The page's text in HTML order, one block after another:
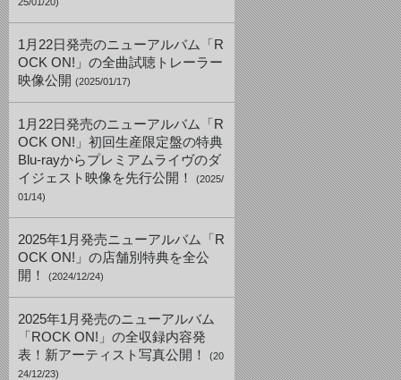
1月22日発売のニューアルバム「R
OCK ON!」の全曲試聴トレーラー
映像公開 (2025/01/17)
1月22日発売のニューアルバム「R
OCK ON!」初回生産限定盤の特典
Blu-rayからプレミアムライヴのダ
イジェスト映像を先行公開！
(2025/
01/14)
2025年1月発売ニューアルバム「R
OCK ON!」の店舗別特典を全公
開！
(2024/12/24)
2025年1月発売のニューアルバム
「ROCK ON!」の全収録内容発
表！新アーティスト写真公開！
(20
24/12/23)